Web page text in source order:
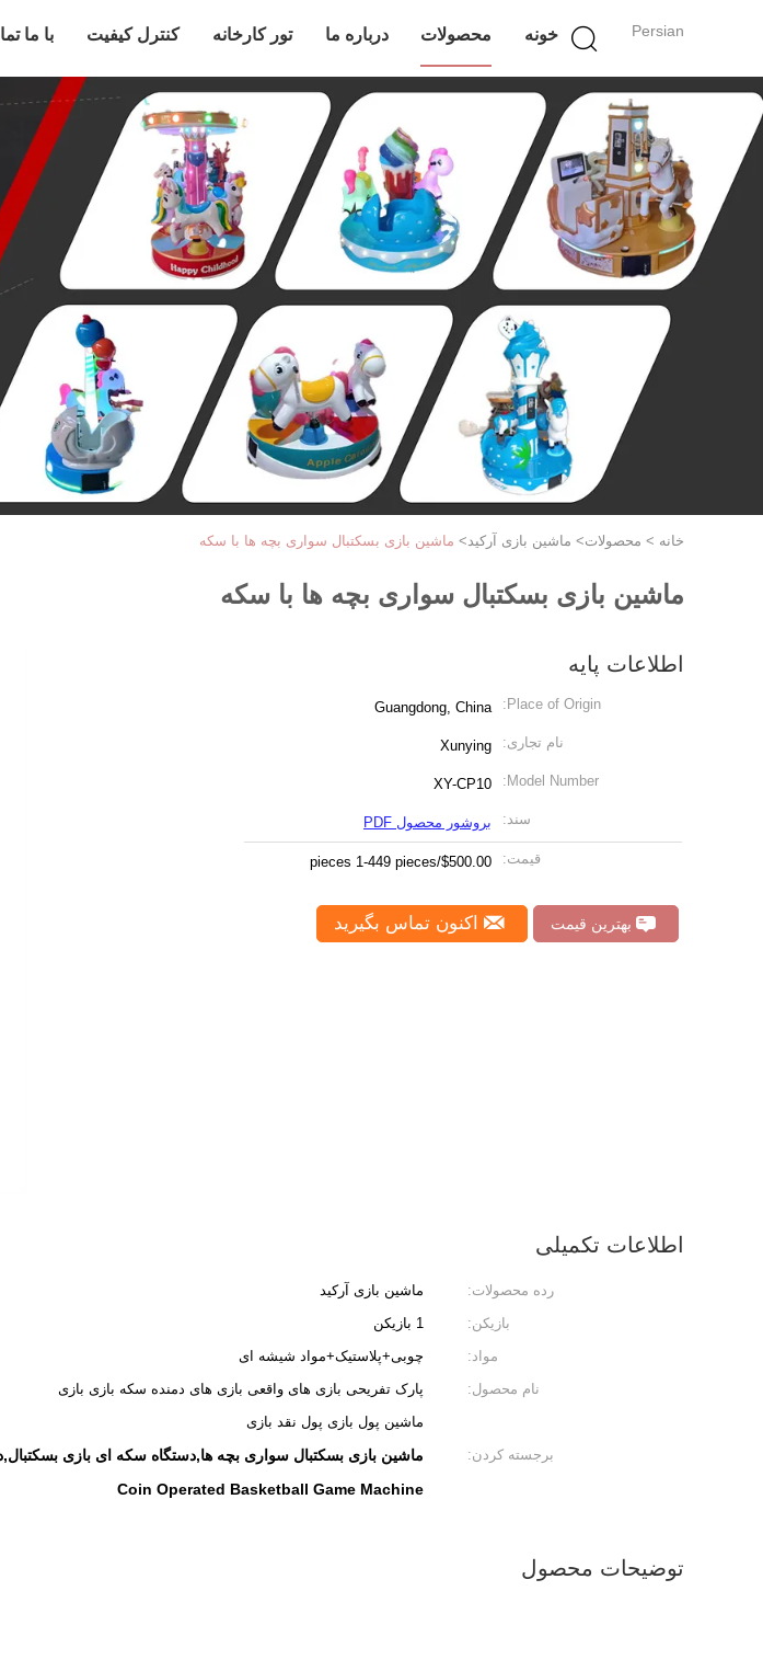
Persian خونه محصولات درباره ما تور کارخانه کنترل کیفیت با ما
خانه > محصولات> ماشین بازی آرکید> ماشین بازی بسکتبال سواری بچه ها با سکه
ماشین بازی بسکتبال سواری بچه ها با سکه
اطلاعات پایه
Place of Origin:
Guangdong, China
نام تجاری: Xunying
Model Number:
XY-CP10
سند: بروشور محصول PDF
قیمت: $500.00/pieces 1-449 pieces
بهترین قیمت اکنون تماس بگیرید
اطلاعات تکمیلی
رده محصولات: ماشین بازی آرکید
بازیکن:
1 بازیکن
مواد:
چوبی+پلاستیک+مواد شیشه ای
نام محصول:
پارک تفریحی بازی های واقعی بازی های دمنده سکه بازی بازی
ماشین پول بازی پول نقد بازی
برجسته کردن: ماشین بازی بسکتبال سواری بچه ها,دستگاه سکه ای بازی
Coin Operated Basketball Game Machine
توضیحات محصول